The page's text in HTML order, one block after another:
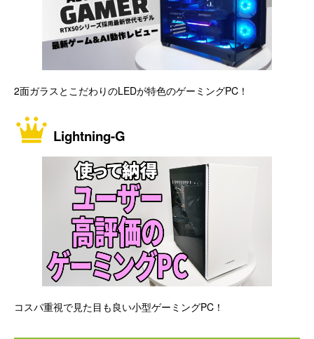
2面ガラスとこだわりのLEDが特色のゲーミングPC！
Lightning-G
コスパ重視で見た目も良い小型ゲーミングPC！